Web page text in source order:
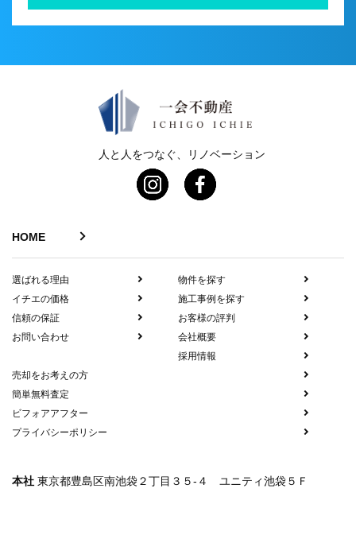
人と人をつなぐ、リノベーション
HOME
選ばれる理由
イチエの価格
信頼の保証
お問い合わせ
物件を探す
施工事例を探す
お客様の評判
会社概要
採用情報
売却をお考えの方
簡単無料査定
ビフォアアフター
プライバシーポリシー
本社 東京都豊島区南池袋２丁目３５-４ ユニティ池袋５Ｆ